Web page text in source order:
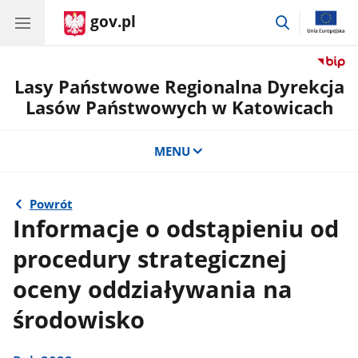
gov.pl
przejdź
Lasy Państwowe Regionalna Dyrekcja
Lasów Państwowych w Katowicach
MENU
Powrót
Informacje o odstąpieniu od
procedury strategicznej
oceny oddziaływania na
środowisko